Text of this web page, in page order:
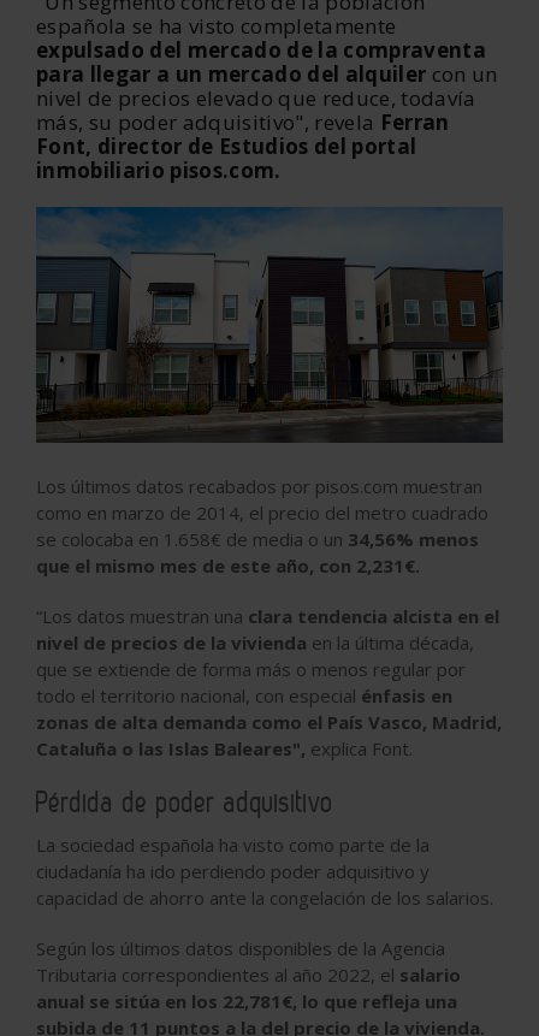
española se ha visto completamente
expulsado del mercado de la compraventa
para llegar a un mercado del alquiler con un
nivel de precios elevado que reduce, todavía
más, su poder adquisitivo", revela Ferran
Font, director de Estudios del portal
inmobiliario pisos.com.
Los últimos datos recabados por pisos.com muestran
como en marzo de 2014, el precio del metro cuadrado
se colocaba en 1.658€ de media o un 34,56% menos
que el mismo mes de este año, con 2,231€.
“Los datos muestran una clara tendencia alcista en el
nivel de precios de la vivienda en la última década,
que se extiende de forma más o menos regular por
todo el territorio nacional, con especial énfasis en
zonas de alta demanda como el País Vasco, Madrid,
Cataluña o las Islas Baleares", explica Font.
Pérdida de poder adquisitivo
La sociedad española ha visto como parte de la
ciudadanía ha ido perdiendo poder adquisitivo y
capacidad de ahorro ante la congelación de los salarios.
Según los últimos datos disponibles de la Agencia
Tributaria correspondientes al año 2022, el salario
anual se sitúa en los 22,781€, lo que refleja una
subida de 11 puntos a la del precio de la vivienda.